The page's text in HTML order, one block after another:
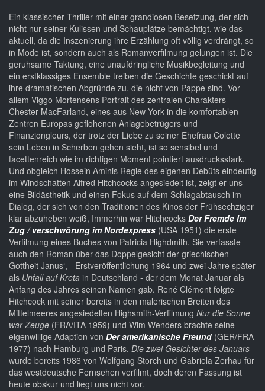
Ein klassischer Thriller mit einer grandiosen Besetzung, der sich
nicht nur seiner Kulissen und Schauplätze bemächtigt, wie das
aktuell, da die Inszenierung ihre Erzählung oft völlig verdrängt, so
in Mode ist, sondern auch als Romanverfilmung gelungen ist. Die
geruhsame Taktung, eine unaufdringliche Musikbegleitung und
ein erstklassiges Ensemble treiben die Geschichte geschickt auf
ihre dramatischen Abgründe zu, die nicht von Pappe sind. Vor
allem Viggo Mortensens Portrait des zentralen Charakters
Chester MacFarland, eines aus New York in die komfortablen
Zentren Europas geflohenen Anlagebetrügers und
Finanzjongleurs, der trotz der Liebe zu seiner Ehefrau Colette
sein Leben in Scherben gehen sieht, ist so sensibel und
facettenreich wie im richtigen Moment pointiert ausdrucksstark.
Und obgleich Hossein Aminis Regie des eigenen Debüts eindeutig
im Windschatten Alfred Hitchcocks angesiedelt ist, zeigt er uns
eine Bildästhetik und einen Fokus auf dem Schlagabtausch im
Dialog, der sich von den Traditionen des Kinos der Frühsechziger
klar abzuheben weiß, Immerhin war Hitchcocks Der Fremde Im
Zug / verschwörung im Nordexpress (USA 1951) die erste
Verfilmung eines Buches von Patricia Highdmith. Sie verfasste
auch den Roman über das Doppelgesicht der griechischen
Gottheit Janus‘, - Erstveröffentlichung 1964 und zwei Jahre später
als Unfall auf Kreta in Deutschland - der dem Monat Januar als
Anfang des Jahres seinen Namen gab. René Clément folgte
Hitchcock mit seiner bereits in den malerischen Breiten des
Mittelmeeres angesiedelten Highsmith-Verfilmung Nur die Sonne
war Zeuge (FRA/ITA 1959) und Wim Wenders brachte seine
eigenwillige Adaption von Der amerikanische Freund(GER/FRA
1977) nach Hamburg und Paris. Die zwei Gesichter des Januars
wurde bereits 1986 von Wolfgang Storch und Gabriela Zerhau für
das westdeutsche Fernsehen verfilmt, doch deren Fassung ist
heute obskur und liegt uns nicht vor.